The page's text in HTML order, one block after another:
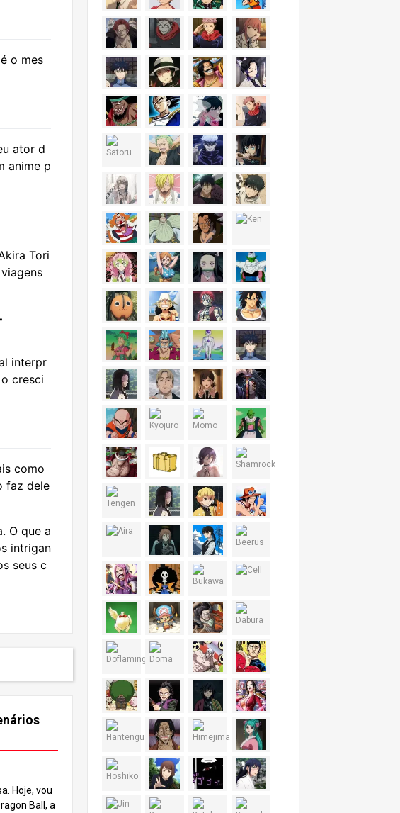
o mes
ator d
anime p
Tori
interpr
cresci
como
faz dele
O que a
intrigan
seus c
Hoje, vou
Ball, a